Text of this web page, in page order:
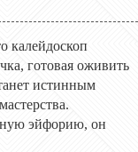
калейдоскоп
готовая оживить
истинным
эйфорию, он